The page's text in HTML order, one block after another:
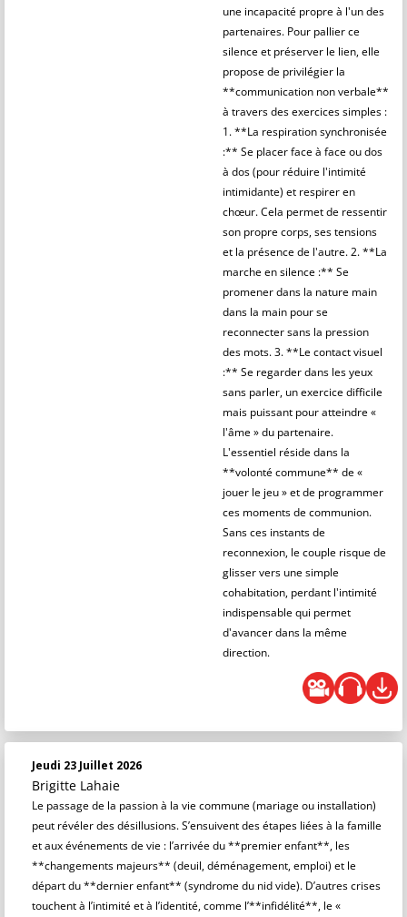
une incapacité propre à l'un des
partenaires. Pour pallier ce
silence et préserver le lien, elle
propose de privilégier la
**communication non verbale**
à travers des exercices simples :
1. **La respiration synchronisée
:** Se placer face à face ou dos
à dos (pour réduire l'intimité
intimidante) et respirer en
chœur. Cela permet de ressentir
son propre corps, ses tensions
et la présence de l'autre. 2. **La
marche en silence :** Se
promener dans la nature main
dans la main pour se
reconnecter sans la pression
des mots. 3. **Le contact visuel
:** Se regarder dans les yeux
sans parler, un exercice difficile
mais puissant pour atteindre «
l'âme » du partenaire.
L'essentiel réside dans la
**volonté commune** de «
jouer le jeu » et de programmer
ces moments de communion.
Sans ces instants de
reconnexion, le couple risque de
glisser vers une simple
cohabitation, perdant l'intimité
indispensable qui permet
d'avancer dans la même
direction.
Jeudi 23 Juillet 2026
Brigitte Lahaie
Le passage de la passion à la vie commune (mariage ou installation)
peut révéler des désillusions. S’ensuivent des étapes liées à la famille
et aux événements de vie : l’arrivée du **premier enfant**, les
**changements majeurs** (deuil, déménagement, emploi) et le
départ du **dernier enfant** (syndrome du nid vide). D’autres crises
touchent à l’intimité et à l’identité, comme l’**infidélité**, le «